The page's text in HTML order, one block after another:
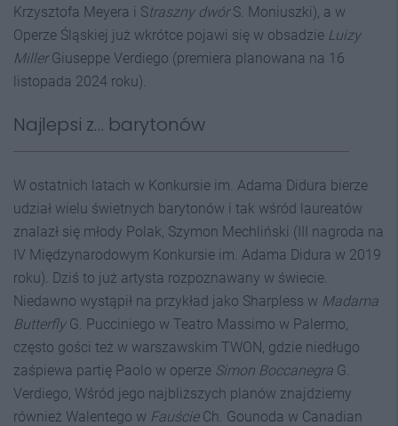
Krzysztofa Meyera i Straszny dwórS. Moniuszki), a w
Operze Śląskiej już wkrótce pojawi się w obsadzie Luizy
MillerGiuseppe Verdiego (premiera planowana na 16
listopada 2024 roku).
Najlepsi z… barytonów
W ostatnich latach w Konkursie im. Adama Didura bierze
udział wielu świetnych barytonów i tak wśród laureatów
znalazł się młody Polak, Szymon Mechliński (III nagroda na
IV Międzynarodowym Konkursie im. Adama Didura w 2019
roku). Dziś to już artysta rozpoznawany w świecie.
Niedawno wystąpił na przykład jako Sharpless w Madama
ButterflyG. Pucciniego w Teatro Massimo w Palermo,
często gości też w warszawskim TWON, gdzie niedługo
zaśpiewa partię Paolo w operze Simon Boccanegra G.
Verdiego, Wśród jego najbliższych planów znajdziemy
również Walentego w FauścieCh. Gounoda w Canadian